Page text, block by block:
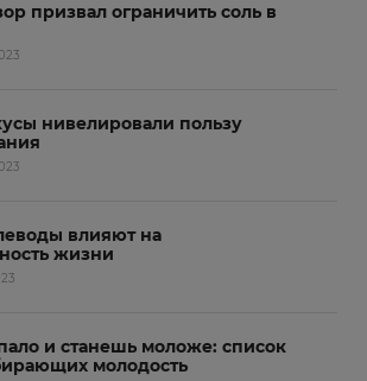
призвал ограничить соль в
нивелировали пользу
влияют на
жизни
и станешь моложе: список
молодость